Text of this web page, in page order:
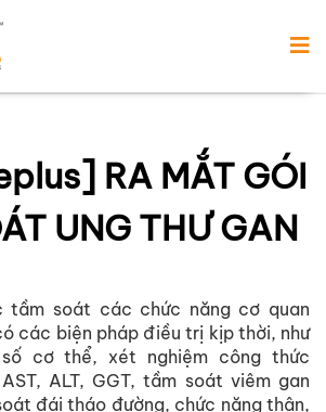
RA MẮT GÓI
UNG THƯ GAN
tầm soát các chức năng cơ quan
các biện pháp điều trị kịp thời, như
cơ thể, xét nghiệm công thức
ALT, GGT, tầm soát viêm gan
đái tháo đường, chức năng thận,